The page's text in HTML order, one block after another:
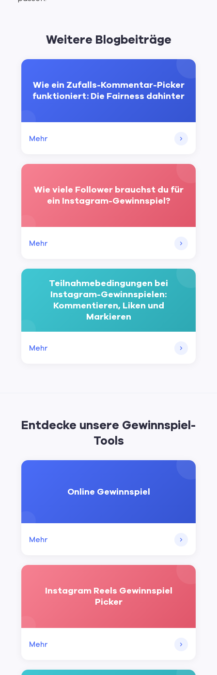
Weitere Blogbeiträge
Wie ein Zufalls-Kommentar-Picker
funktioniert: Die Fairness dahinter
Mehr
Wie viele Follower brauchst du für
ein Instagram-Gewinnspiel?
Mehr
Teilnahmebedingungen bei
Instagram-Gewinnspielen:
Kommentieren, Liken und
Markieren
Mehr
Entdecke unsere Gewinnspiel-
Tools
Online Gewinnspiel
Mehr
Instagram Reels Gewinnspiel
Picker
Mehr